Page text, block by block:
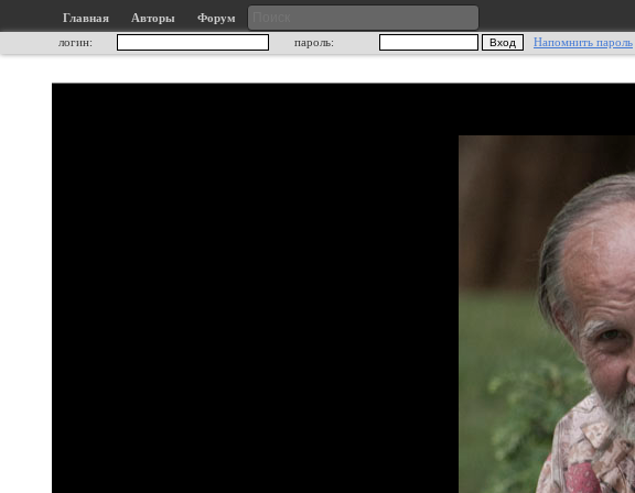
Главная Авторы
Форум
логин:
пароль: Напомнить пароль